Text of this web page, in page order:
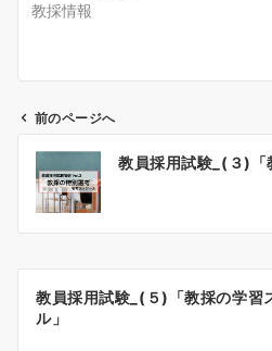
教採情報
ビ
前のページへ
教員採用試験_(３)「
教員採用試験_(５)「教採の学習
ル」